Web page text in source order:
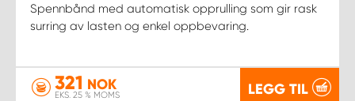
Spennbånd med automatisk opprulling som gir rask
surring av lasten og enkel oppbevaring.
321 NOK
EKS. 25 % MOMS LEGG TIL